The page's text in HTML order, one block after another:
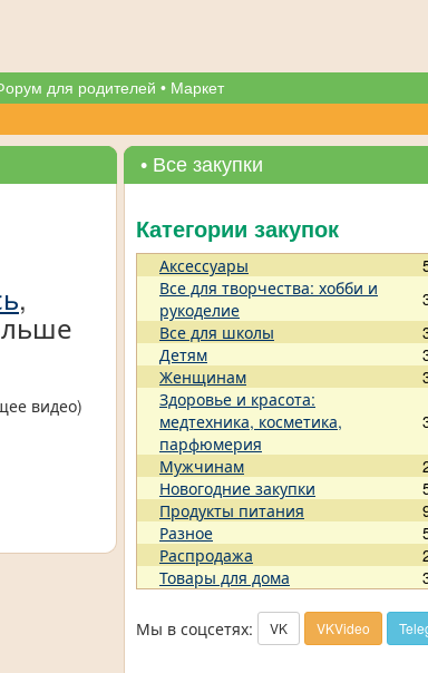
для родителей • Маркет
,
видео)
• Все закупки
Категории закупок
Аксессуары
Все для творчества: хобби и
рукоделие
Все для школы
Детям
Женщинам
Здоровье и красота:
медтехника, косметика,
парфюмерия
Мужчинам
Новогодние закупки
Продукты питания
Разное
Распродажа
Товары для дома
Мы в соцсетях: VK VKVideo